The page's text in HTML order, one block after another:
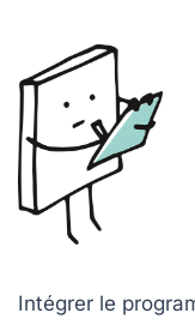
Intégrer le